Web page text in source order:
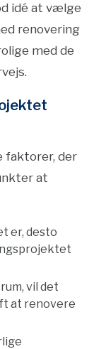
idé at vælge
renovering
med de
faktorer, der
at
er, desto
vil det
at renovere